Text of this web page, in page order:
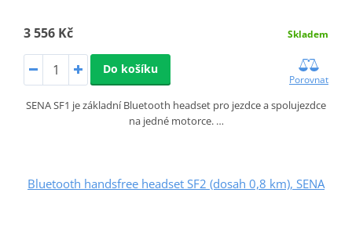
3 556 Kč Skladem
Do košíku
Porovnat
SENA SF1 je základní Bluetooth headset pro jezdce a spolujezdce
na jedné motorce. …
Bluetooth handsfree headset SF2 (dosah 0,8 km), SENA